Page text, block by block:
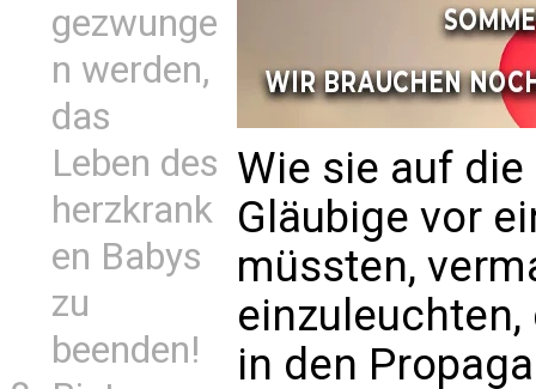
gezwunge
n werden,
das
Leben des
herzkrank
en Babys
zu
beenden!
Wie sie auf
Gläubige vor
müssten,
in den